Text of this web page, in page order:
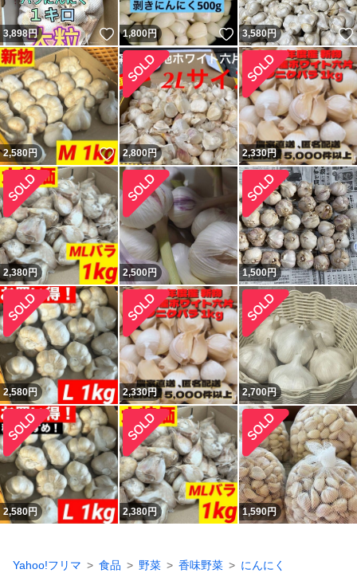
3,898円 いいね！
1,800円 いいね！
3,580円
2,580円 いいね！
2,800円 2,330円
2,380円 2,500円 1,500円
2,580円 2,330円 2,700円
2,580円 2,380円 1,590円
Yahoo!フリマ 食品 野菜 香味野菜 にんにく